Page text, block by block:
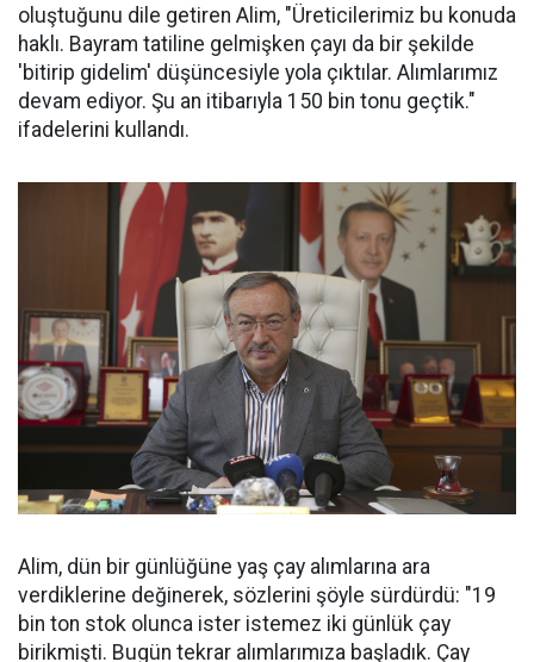
oluştuğunu dile getiren Alim, "Üreticilerimiz bu konuda
haklı. Bayram tatiline gelmişken çayı da bir şekilde
'bitirip gidelim' düşüncesiyle yola çıktılar. Alımlarımız
devam ediyor. Şu an itibarıyla 150 bin tonu geçtik."
ifadelerini kullandı.
Alim, dün bir günlüğüne yaş çay alımlarına ara
verdiklerine değinerek, sözlerini şöyle sürdürdü: "19
bin ton stok olunca ister istemez iki günlük çay
birikmişti. Bugün tekrar alımlarımıza başladık. Çay